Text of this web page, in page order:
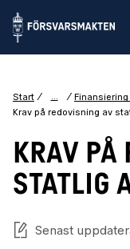
Start ...
Finansiering
Krav på redovisning av
KRAV PÅ
STATLIG
Senast